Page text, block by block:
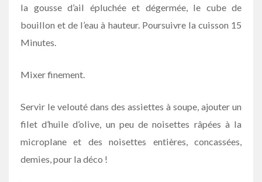
la gousse d’ail épluchée et dégermée, le cube de
bouillon et de l’eau à hauteur. Poursuivre la cuisson 15
Minutes.
Mixer finement.
Servir le velouté dans des assiettes à soupe, ajouter un
filet d’huile d’olive, un peu de noisettes râpées à la
microplane et des noisettes entières, concassées,
demies, pour la déco !